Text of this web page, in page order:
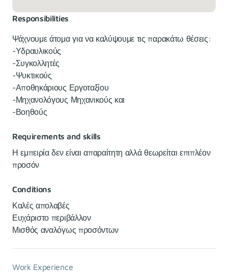
Responsibilities
Ψάχνουμε άτομα για να καλύψουμε τις παρακάτω θέσεις:
-Υδραυλικούς
-Συγκολλητές
-Ψυκτικούς
-Αποθηκάριους Εργοταξίου
-Μηχανολόγους Μηχανικούς και
-Βοηθούς
Requirements and skills
Η εμπειρία δεν είναι απαραίτητη αλλά θεωρείται επιπλέον
προσόν
Conditions
Καλές απολαβές
Ευχάριστο περιβάλλον
Μισθός αναλόγως προσόντων
Work Experience